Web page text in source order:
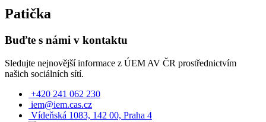
Patička
Buďte s námi v kontaktu
Sledujte nejnovější informace z ÚEM AV ČR prostřednictvím
našich sociálních sítí.
+420 241 062 230
iem@iem.cas.cz
Vídeňská 1083, 142 00, Praha 4